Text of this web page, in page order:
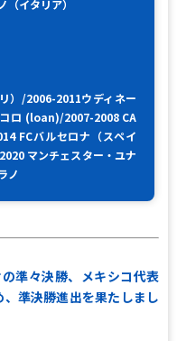
イタリア）
）/2006-2011ウディネー
ロ (loan)/2007-2008 CA
FCバルセロナ（スペイ
マンチェスター・ユナ
ノ
の準々決勝、メキシコ代表
準決勝進出を果たしまし